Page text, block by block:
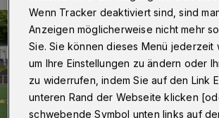
Wenn Tracker deaktiviert sind, sind
Anzeigen möglicherweise nicht mehr
Sie. Sie können dieses Menü jederzeit
um Ihre Einstellungen zu ändern oder
zu widerrufen, indem Sie auf den Link
unteren Rand der Webseite klicken
schwebende Symbol unten links auf